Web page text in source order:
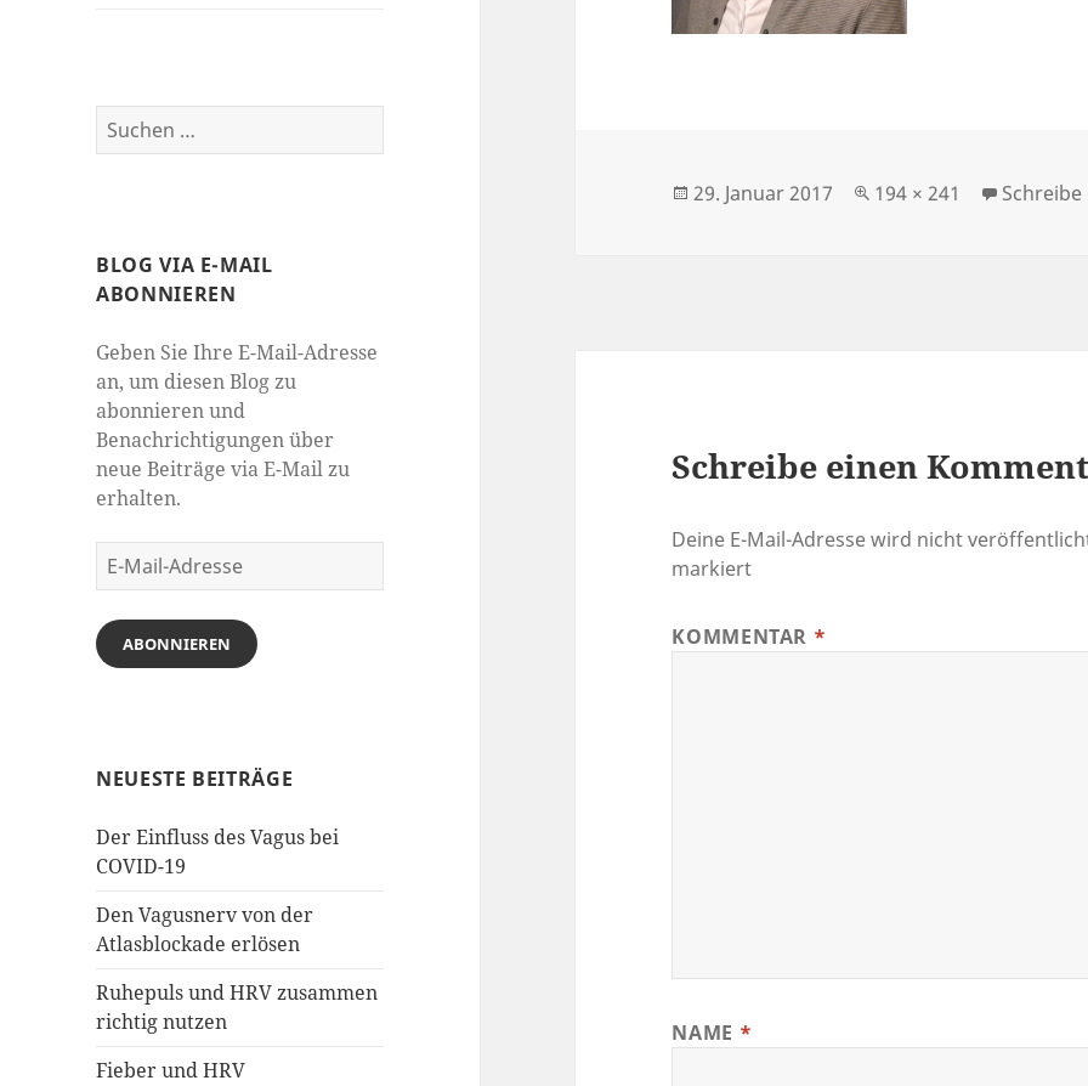
Suchen
nach:
BLOG VIA E-MAIL
ABONNIEREN
Geben Sie Ihre E-Mail-Adresse
an, um diesen Blog zu
abonnieren und
Benachrichtigungen über
neue Beiträge via E-Mail zu
erhalten.
E-
Mail-
Adresse
ABONNIEREN
NEUESTE BEITRÄGE
Der Einfluss des Vagus bei
COVID-19
Den Vagusnerv von der
Atlasblockade erlösen
Ruhepuls und HRV zusammen
richtig nutzen
Fieber und HRV
Veröffentlicht
29. Januar 2017 Originalgröße
194 × 241
Schreibe einen
Deine E-Mail-Adresse wird nicht
markiert
KOMMENTAR *
NAME *